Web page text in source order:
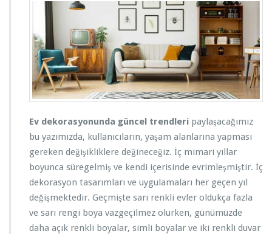
Ev dekorasyonunda güncel trendleri paylaşacağımız
bu yazımızda, kullanıcıların, yaşam alanlarına yapması
gereken değişikliklere değineceğiz. İç mimari yıllar
boyunca süregelmiş ve kendi içerisinde evrimleşmiştir. İç
dekorasyon tasarımları ve uygulamaları her geçen yıl
değişmektedir. Geçmişte sarı renkli evler oldukça fazla
ve sarı rengi boya vazgeçilmez olurken, günümüzde
daha açık renkli boyalar, simli boyalar ve iki renkli duvar